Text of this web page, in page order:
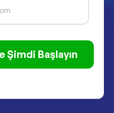
Şimdi Başlayın